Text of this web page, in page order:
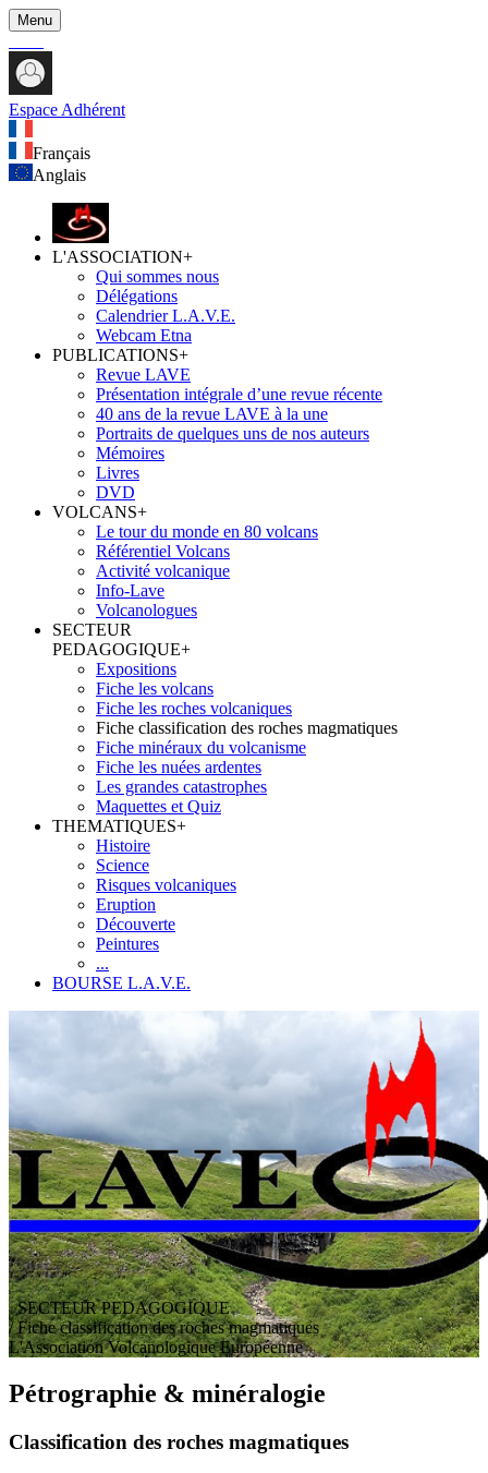
Menu
Espace Adhérent
Français
Anglais
L'ASSOCIATION+
Qui sommes nous
Délégations
Calendrier L.A.V.E.
Webcam Etna
PUBLICATIONS+
Revue LAVE
Présentation intégrale d’une revue récente
40 ans de la revue LAVE à la une
Portraits de quelques uns de nos auteurs
Mémoires
Livres
DVD
VOLCANS+
Le tour du monde en 80 volcans
Référentiel Volcans
Activité volcanique
Info-Lave
Volcanologues
SECTEUR
PEDAGOGIQUE+
Expositions
Fiche les volcans
Fiche les roches volcaniques
Fiche classification des roches magmatiques
Fiche minéraux du volcanisme
Fiche les nuées ardentes
Les grandes catastrophes
Maquettes et Quiz
THEMATIQUES+
Histoire
Science
Risques volcaniques
Eruption
Découverte
Peintures
...
BOURSE L.A.V.E.
SECTEUR PEDAGOGIQUE
/ Fiche classification des roches magmatiques
L'AssociationVolcanologiqueEuropéenne
Pétrographie & minéralogie
Classification des roches magmatiques